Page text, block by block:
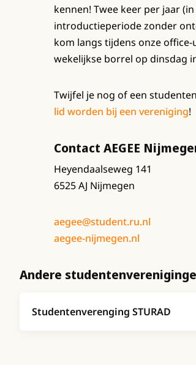
kennen! Twee keer per jaar
introductieperiode zonder
kom langs tijdens onze
wekelijkse borrel op dinsdag
Twijfel je nog of een
lid worden bij een vereniging!
Contact AEGEE
Heyendaalseweg 141
6525 AJ Nijmegen
aegee@student.ru.nl
aegee-nijmegen.nl
Andere
Studentenverenging STURAD